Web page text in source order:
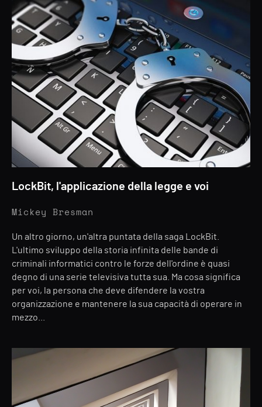
LockBit, l'applicazione della legge e voi
Mickey Bresman
Un altro giorno, un'altra puntata della saga LockBit.
L'ultimo sviluppo della storia infinita delle bande di
criminali informatici contro le forze dell'ordine è quasi
degno di una serie televisiva tutta sua. Ma cosa significa
per voi, la persona che deve difendere la vostra
organizzazione e mantenere la sua capacità di operare in
mezzo...